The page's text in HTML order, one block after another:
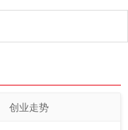
创业走势